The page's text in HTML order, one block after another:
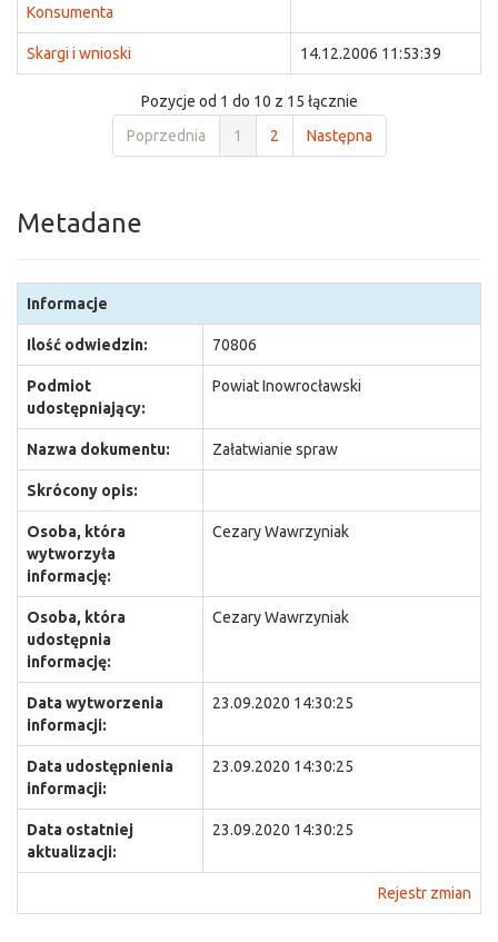
Konsumenta
Skargi i wnioski 14.12.2006 11:53:39
Pozycje od 1 do 10 z 15 łącznie
Poprzednia
1 2 Następna
Metadane
Informacje
Ilość odwiedzin: 70806
Podmiot
udostępniający:
Powiat Inowrocławski
Nazwa dokumentu: Załatwianie spraw
Skrócony opis:
Osoba, która
wytworzyła
informację:
Cezary Wawrzyniak
Osoba, która
udostępnia
informację:
Cezary Wawrzyniak
Data wytworzenia
informacji:
23.09.2020 14:30:25
Data udostępnienia
informacji:
23.09.2020 14:30:25
Data ostatniej
aktualizacji:
23.09.2020 14:30:25
Rejestr zmian